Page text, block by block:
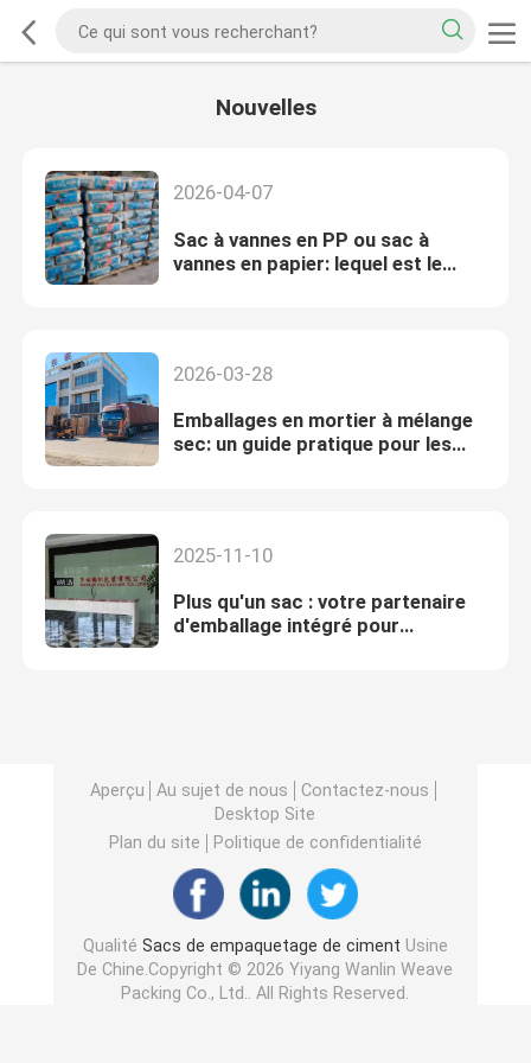
Nouvelles
2026-04-07
Sac à vannes en PP ou sac à
vannes en papier: lequel est le
2026-03-28
Emballages en mortier à mélange
sec: un guide pratique pour les
2025-11-10
Plus qu'un sac : votre partenaire
d'emballage intégré pour
Aperçu Au sujet de nous
Contactez-nous
Desktop Site
Plan du site
Politique de confidentialité
Qualité Sacs de empaquetage de ciment Usine
De Chine.Copyright © 2026 Yiyang Wanlin Weave
Packing Co., Ltd.. All Rights Reserved.